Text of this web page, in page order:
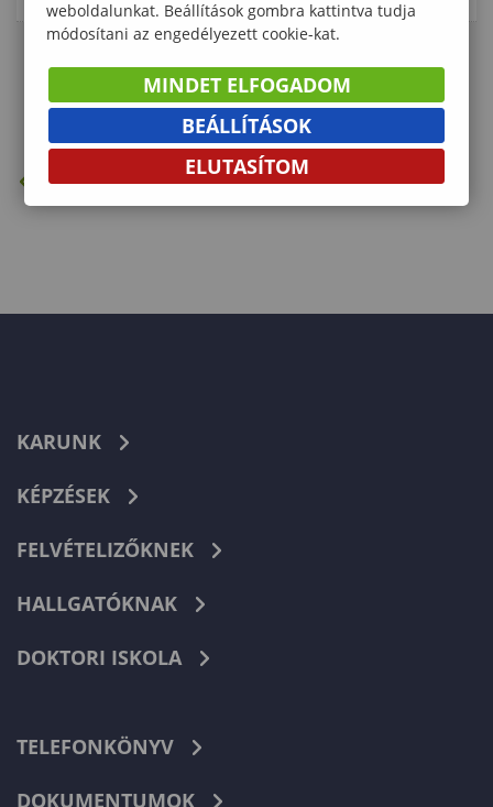
« ‹ 1 2
VISSZA A SZERVEZETI FELÉPÍTÉSHEZ
KARUNK
KÉPZÉSEK
FELVÉTELIZŐKNEK
HALLGATÓKNAK
DOKTORI ISKOLA
TELEFONKÖNYV
DOKUMENTUMOK
weboldalunkat. Beállítások gombra kattintva tudja
módosítani az engedélyezett cookie-kat.
MINDET ELFOGADOM
BEÁLLÍTÁSOK
ELUTASÍTOM